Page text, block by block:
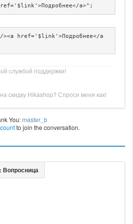
a>";
href='$link'>Подробнее</a
службой поддержки!
скидку Hikashop? Спроси меня как!
You:master_b
to join the conversation.